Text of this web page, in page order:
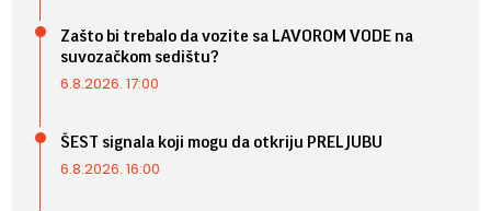
Zašto bi trebalo da vozite sa LAVOROM VODE na
suvozačkom sedištu?
6.8.2026. 17:00
ŠEST signala koji mogu da otkriju PRELJUBU
6.8.2026. 16:00